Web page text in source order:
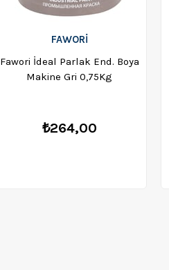
FAWORİ
Fawori İdeal Parlak End. Boya
Makine Gri 0,75Kg
₺264,00